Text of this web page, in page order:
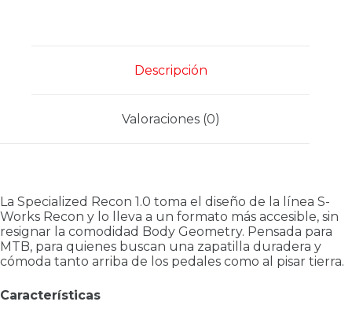
Descripción
Valoraciones (0)
La Specialized Recon 1.0 toma el diseño de la línea S-
Works Recon y lo lleva a un formato más accesible, sin
resignar la comodidad Body Geometry. Pensada para
MTB, para quienes buscan una zapatilla duradera y
cómoda tanto arriba de los pedales como al pisar tierra.
Características